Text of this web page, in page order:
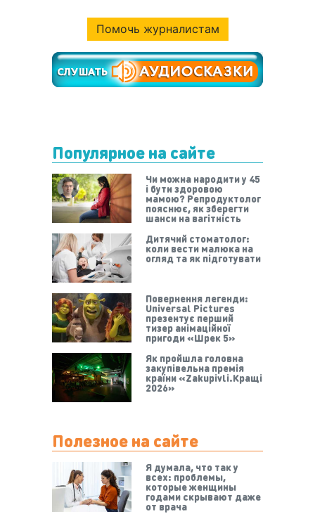
Помочь журналистам
Популярное на сайте
Чи можна народити у 45
і бути здоровою
мамою? Репродуктолог
пояснює, як зберегти
шанси на вагітність
Дитячий стоматолог:
коли вести малюка на
огляд та як підготувати
Повернення легенди:
Universal Pictures
презентує перший
тизер анімаційної
пригоди «Шрек 5»
Як пройшла головна
закупівельна премія
країни «Zakupivli.Кращі
2026»
Полезное на сайте
Я думала, что так у
всех: проблемы,
которые женщины
годами скрывают даже
от врача